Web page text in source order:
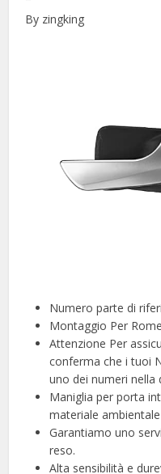
By zingking
Numero parte di
Montaggio Per
Attenzione Per
conferma che i tuoi
uno dei numeri nella
Maniglia per porta
materiale
Garantiamo uno
reso.
Alta sensibilità e